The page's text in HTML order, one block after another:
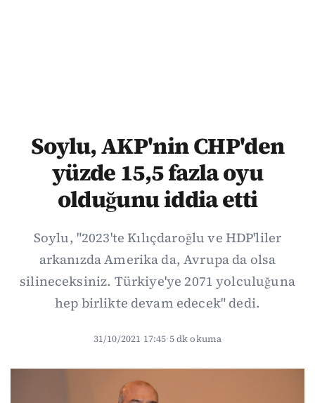
Soylu, AKP'nin CHP'den
yüzde 15,5 fazla oyu
olduğunu iddia etti
Soylu, "2023'te Kılıçdaroğlu ve HDP'liler
arkanızda Amerika da, Avrupa da olsa
silineceksiniz. Türkiye'ye 2071 yolculuğuna
hep birlikte devam edecek" dedi.
31/10/2021 17:45·5 dk okuma